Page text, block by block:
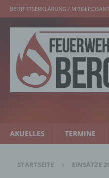
BEITRITTSERKLÄRUNG /
AKUELLES TERMINE
STARTSEITE EINSÄTZE